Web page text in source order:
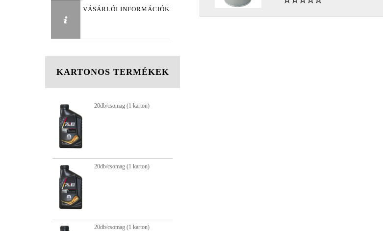
VÁSÁRLÓI INFORMÁCIÓK
KARTONOS TERMÉKEK
20db/csomag (1 karton)
20db/csomag (1 karton)
20db/csomag (1 karton)